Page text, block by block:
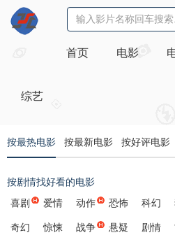
首页 电影
综艺
按最热电影 按最新电影 按好评电影
按剧情找好看的电影
喜剧
爱情 动作 恐怖 科幻
奇幻 惊悚 战争 悬疑 剧情